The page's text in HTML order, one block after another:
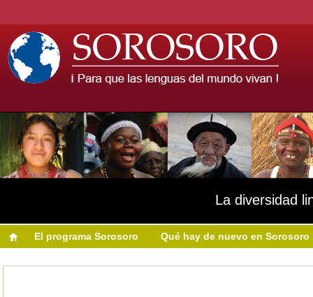
La diversidad
El programa Sorosoro Qué hay de nuevo en Sorosoro